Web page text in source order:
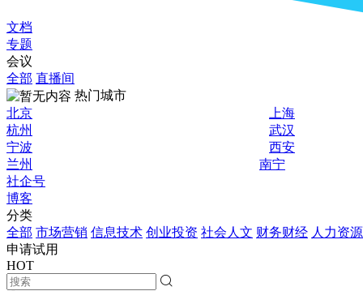
文档
专题
会议
全部 直播间
热门城市
北京
上海
杭州
武汉
宁波
西安
兰州
南宁
社企号
博客
分类
全部 市场营销 信息技术 创业投资 社会人文 财务财经 人力资源
申请试用
HOT